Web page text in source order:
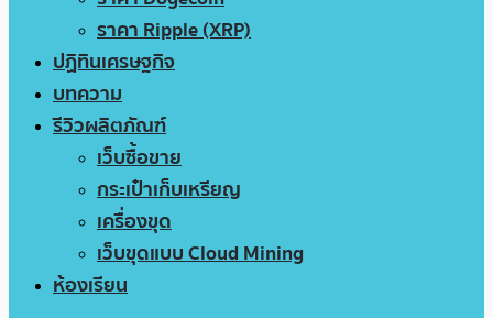
ราคา Ripple (XRP)
ปฏิทินเศรษฐกิจ
บทความ
รีวิวผลิตภัณฑ์
เว็บซื้อขาย
กระเป๋าเก็บเหรียญ
เครื่องขุด
เว็บขุดแบบ Cloud Mining
ห้องเรียน